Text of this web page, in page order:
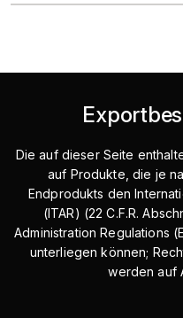
Die auf dieser Seite
auf Produkte, die je
Endprodukts den
(ITAR) (22 C.F.R.
Administration Regulations
unterliegen können;
werden auf